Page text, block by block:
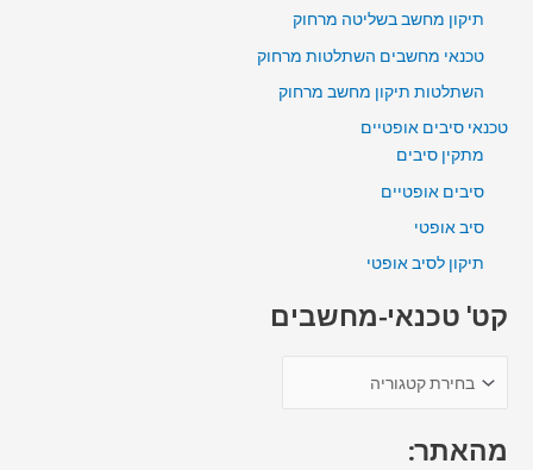
תיקון מחשב בשליטה מרחוק
טכנאי מחשבים השתלטות מרחוק
השתלטות תיקון מחשב מרחוק
טכנאי סיבים אופטיים
מתקין סיבים
סיבים אופטיים
סיב אופטי
תיקון לסיב אופטי
קט' טכנאי-מחשבים
מהאתר: